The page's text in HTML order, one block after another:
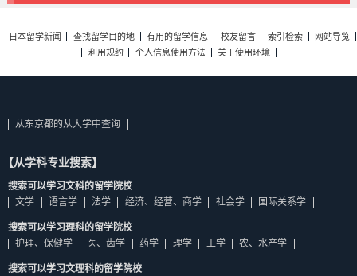
日本留学新闻 查找留学目的地 有用的留学信息 校友留言 索引检索
网站导览
利用规约
个人信息使用方法 关于使用环境
从东京都的从大学中查询
【从学科专业搜索】
搜索可以学习文科的留学院校
文学
语言学 法学 经济、经营、商学 社会学 国际关系学
搜索可以学习理科的留学院校
护理、保健学
医、齿学 药学 理学 工学 农、水产学
搜索可以学习文理科的留学院校